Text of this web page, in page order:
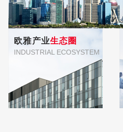
欧雅产业生态圈
INDUSTRIAL ECOSYSTEM